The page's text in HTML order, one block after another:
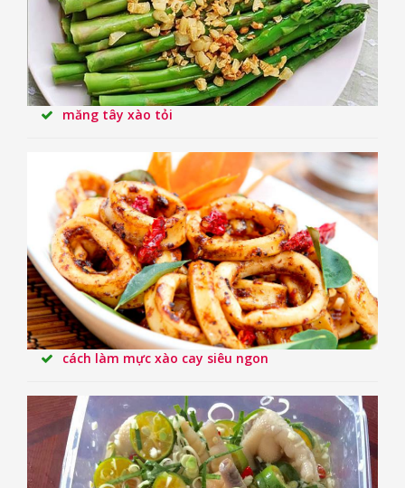
măng tây xào tỏi
cách làm mực xào cay siêu ngon